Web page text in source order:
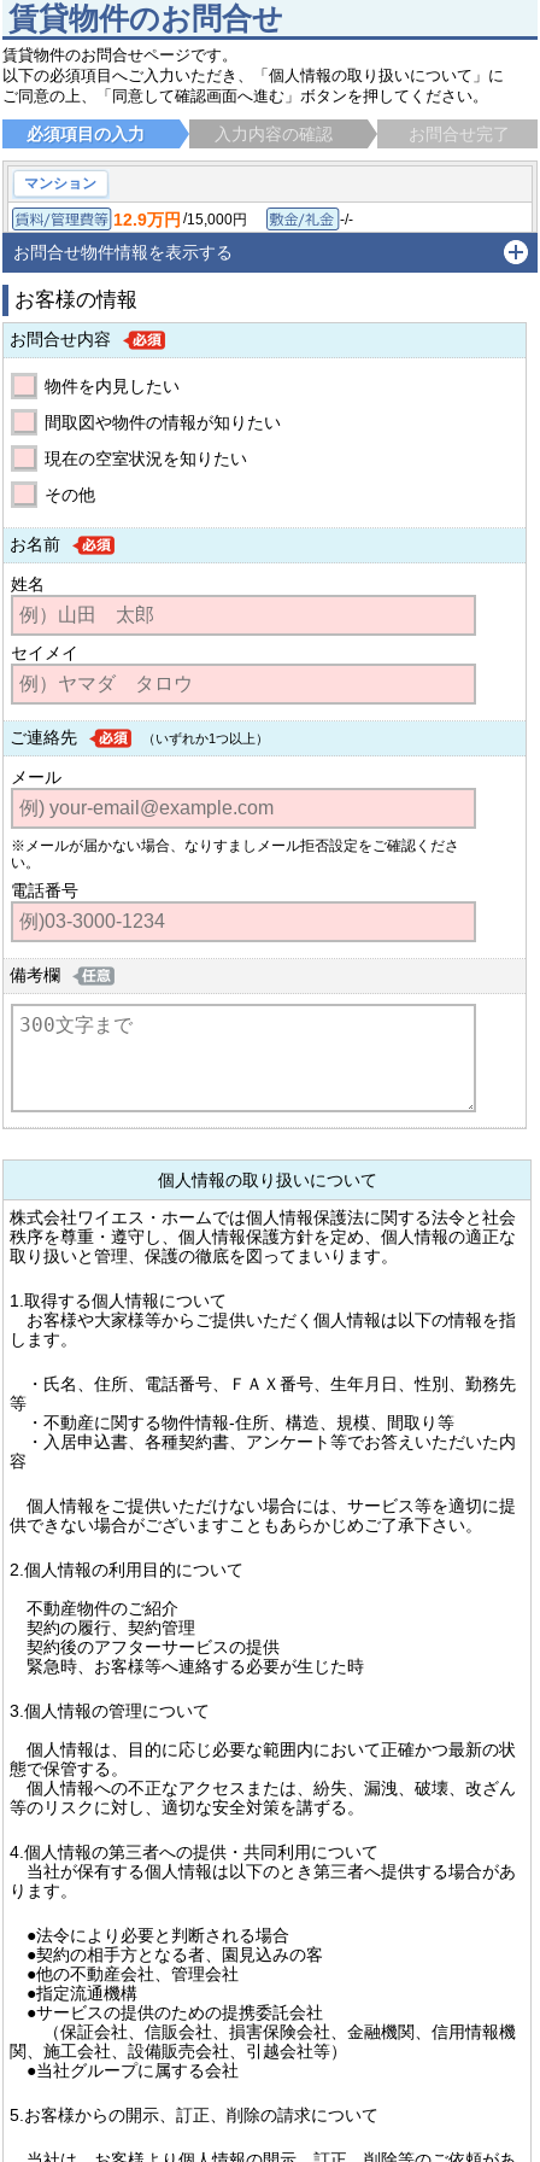
賃貸物件のお問合せ
賃貸物件のお問合せページです。
以下の必須項目へご入力いただき、「個人情報の取り扱いについて」に
ご同意の上、「同意して確認画面へ進む」ボタンを押してください。
必須項目の入力 入力内容の確認 お問合せ完了
マンション
賃料/管理費等
12.9万円 /15,000円
-/-
保証金/敷引/償却金
-/-/-
築年月
2026年2月
杉並区桃井中央線 荻窪駅
お問合せ物件情報を表示する
お客様の情報
お問合せ内容
物件を内見したい
間取図や物件の情報が知りたい
現在の空室状況を知りたい
その他
お名前
姓名
セイメイ
ご連絡先 （いずれか1つ以上）
メール
※メールが届かない場合、なりすましメール拒否設定をご確認くださ
い。
電話番号
備考欄
個人情報の取り扱いについて
株式会社ワイエス・ホームでは個人情報保護法に関する法令と社会
秩序を尊重・遵守し、個人情報保護方針を定め、個人情報の適正な
取り扱いと管理、保護の徹底を図ってまいります。
1.取得する個人情報について
お客様や大家様等からご提供いただく個人情報は以下の情報を指
します。
・氏名、住所、電話番号、ＦＡＸ番号、生年月日、性別、勤務先
等
・不動産に関する物件情報-住所、構造、規模、間取り等
・入居申込書、各種契約書、アンケート等でお答えいただいた内
容
個人情報をご提供いただけない場合には、サービス等を適切に提
供できない場合がございますこともあらかじめご了承下さい。
2.個人情報の利用目的について
不動産物件のご紹介
契約の履行、契約管理
契約後のアフターサービスの提供
緊急時、お客様等へ連絡する必要が生じた時
3.個人情報の管理について
個人情報は、目的に応じ必要な範囲内において正確かつ最新の状
態で保管する。
個人情報への不正なアクセスまたは、紛失、漏洩、破壊、改ざん
等のリスクに対し、適切な安全対策を講ずる。
4.個人情報の第三者への提供・共同利用について
当社が保有する個人情報は以下のとき第三者へ提供する場合があ
ります。
●法令により必要と判断される場合
●契約の相手方となる者、園見込みの客
●他の不動産会社、管理会社
●指定流通機構
●サービスの提供のための提携委託会社
（保証会社、信販会社、損害保険会社、金融機関、信用情報機
関、施工会社、設備販売会社、引越会社等）
●当社グループに属する会社
5.お客様からの開示、訂正、削除の請求について